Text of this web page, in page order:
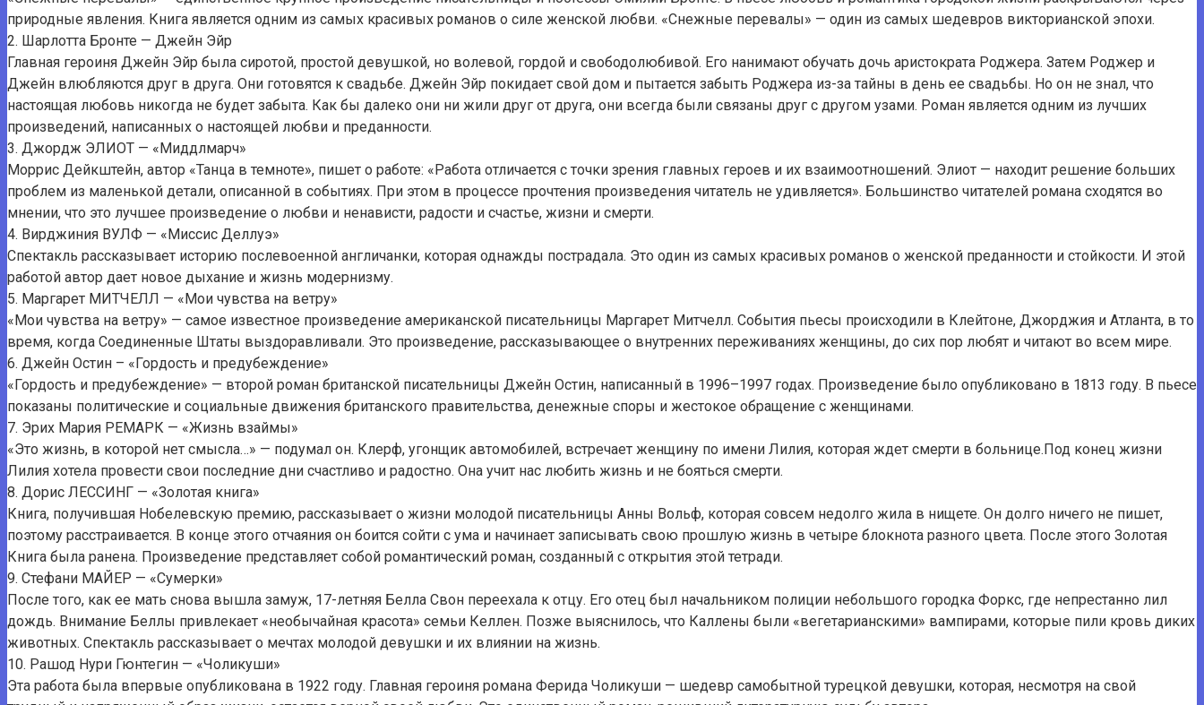
природные явления. Книга является одним из самых красивых романов о силе женской любви. «Снежные перевалы» — один из самых шедевров викторианской эпохи.
2. Шарлотта Бронте — Джейн Эйр
Главная героиня Джейн Эйр была сиротой, простой девушкой, но волевой, гордой и свободолюбивой. Его нанимают обучать дочь аристократа Роджера. Затем Роджер и
Джейн влюбляются друг в друга. Они готовятся к свадьбе. Джейн Эйр покидает свой дом и пытается забыть Роджера из-за тайны в день ее свадьбы. Но он не знал, что
настоящая любовь никогда не будет забыта. Как бы далеко они ни жили друг от друга, они всегда были связаны друг с другом узами. Роман является одним из лучших
произведений, написанных о настоящей любви и преданности.
3. Джордж ЭЛИОТ — «Миддлмарч»
Моррис Дейкштейн, автор «Танца в темноте», пишет о работе: «Работа отличается с точки зрения главных героев и их взаимоотношений. Элиот — находит решение больших
проблем из маленькой детали, описанной в событиях. При этом в процессе прочтения произведения читатель не удивляется». Большинство читателей романа сходятся во
мнении, что это лучшее произведение о любви и ненависти, радости и счастье, жизни и смерти.
4. Вирджиния ВУЛФ — «Миссис Деллуэ»
Спектакль рассказывает историю послевоенной англичанки, которая однажды пострадала. Это один из самых красивых романов о женской преданности и стойкости. И этой
работой автор дает новое дыхание и жизнь модернизму.
5. Маргарет МИТЧЕЛЛ — «Мои чувства на ветру»
«Мои чувства на ветру» — самое известное произведение американской писательницы Маргарет Митчелл. События пьесы происходили в Клейтоне, Джорджия и Атланта, в то
время, когда Соединенные Штаты выздоравливали. Это произведение, рассказывающее о внутренних переживаниях женщины, до сих пор любят и читают во всем мире.
6. Джейн Остин – «Гордость и предубеждение»
«Гордость и предубеждение» — второй роман британской писательницы Джейн Остин, написанный в 1996–1997 годах. Произведение было опубликовано в 1813 году. В пьесе
показаны политические и социальные движения британского правительства, денежные споры и жестокое обращение с женщинами.
7. Эрих Мария РЕМАРК — «Жизнь взаймы»
«Это жизнь, в которой нет смысла…» — подумал он. Клерф, угонщик автомобилей, встречает женщину по имени Лилия, которая ждет смерти в больнице.Под конец жизни
Лилия хотела провести свои последние дни счастливо и радостно. Она учит нас любить жизнь и не бояться смерти.
8. Дорис ЛЕССИНГ — «Золотая книга»
Книга, получившая Нобелевскую премию, рассказывает о жизни молодой писательницы Анны Вольф, которая совсем недолго жила в нищете. Он долго ничего не пишет,
поэтому расстраивается. В конце этого отчаяния он боится сойти с ума и начинает записывать свою прошлую жизнь в четыре блокнота разного цвета. После этого Золотая
Книга была ранена. Произведение представляет собой романтический роман, созданный с открытия этой тетради.
9. Стефани МАЙЕР — «Сумерки»
После того, как ее мать снова вышла замуж, 17-летняя Белла Свон переехала к отцу. Его отец был начальником полиции небольшого городка Форкс, где непрестанно лил
дождь. Внимание Беллы привлекает «необычайная красота» семьи Келлен. Позже выяснилось, что Каллены были «вегетарианскими» вампирами, которые пили кровь диких
животных. Спектакль рассказывает о мечтах молодой девушки и их влиянии на жизнь.
10. Рашод Нури Гюнтегин — «Чоликуши»
Эта работа была впервые опубликована в 1922 году. Главная героиня романа Ферида Чоликуши — шедевр самобытной турецкой девушки, которая, несмотря на свой